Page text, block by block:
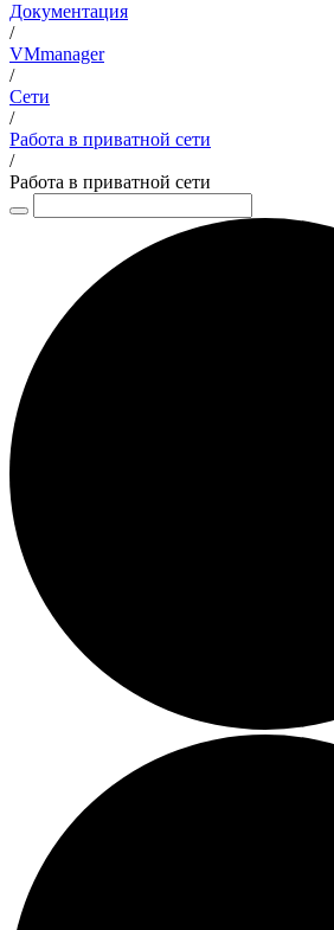
Документация
/
VMmanager
/
Сети
/
Работа в приватной сети
/
Работа в приватной сети